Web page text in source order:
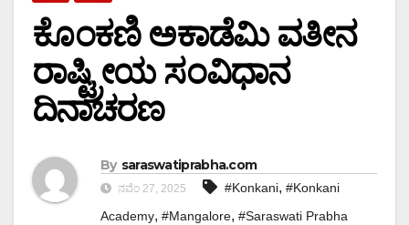
ಕೊಂಕಣಿ ಅಕಾಡೆಮಿ ವತೀನ
ರಾಷ್ಟ್ರೀಯ ಸಂವಿಧಾನ
ದಿನಾಚರಣ
By saraswatiprabha.com
ನವೆಂ 27, 2025 #Konkani, #Konkani
Academy, #Mangalore, #Saraswati Prabha